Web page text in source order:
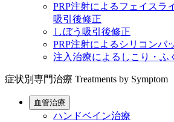
PRP注射によるフェイスラ
吸引後修正
しぼう吸引後修正
PRP注射によるシリコンバ
注入治療によるしこり・ふ
症状別専門治療 Treatments by Symptom
血管治療
ハンドベイン治療